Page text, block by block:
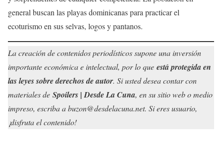
general buscan las playas dominicanas para practicar el
ecoturismo en sus selvas, logos y pantanos.
La creación de contenidos periodísticos supone una inversión
importante económica e intelectual, por lo que está protegida en
las leyes sobre derechos de autor. Si usted desea contar con
materiales de Spoilers | Desde La Cuna, en su sitio web o medio
impreso, escriba a buzon@desdelacuna.net. Si eres usuario,
¡disfruta el contenido!